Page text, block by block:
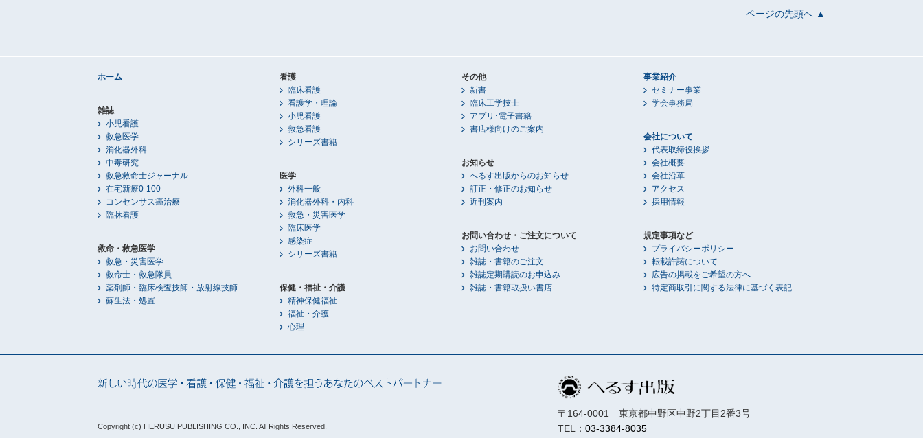
ページの先頭へ ▲
ホーム
雑誌
小児看護
救急医学
消化器外科
中毒研究
救急救命士ジャーナル
在宅新療0-100
コンセンサス癌治療
臨牀看護
救命・救急医学
救急・災害医学
救命士・救急隊員
薬剤師・臨床検査技師・放射線技師
蘇生法・処置
看護
臨床看護
看護学・理論
小児看護
救急看護
シリーズ書籍
医学
外科一般
消化器外科・内科
救急・災害医学
臨床医学
感染症
シリーズ書籍
保健・福祉・介護
精神保健福祉
福祉・介護
心理
その他
新書
臨床工学技士
アプリ･電子書籍
書店様向けのご案内
お知らせ
へるす出版からのお知らせ
訂正・修正のお知らせ
近刊案内
お問い合わせ・ご注文について
お問い合わせ
雑誌・書籍のご注文
雑誌定期購読のお申込み
雑誌・書籍取扱い書店
事業紹介
セミナー事業
学会事務局
会社について
代表取締役挨拶
会社概要
会社沿革
アクセス
採用情報
規定事項など
プライバシーポリシー
転載許諾について
広告の掲載をご希望の方へ
特定商取引に関する法律に基づく表記
〒164-0001 東京都中野区中野2丁目2番3号
TEL： 03-3384-8035
Copyright (c) HERUSU PUBLISHING CO., INC. All Rights Reserved.